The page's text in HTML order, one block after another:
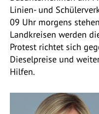
Linien- und
09 Uhr morgens
Landkreisen werden
Protest richtet sich
Dieselpreise und
Hilfen.